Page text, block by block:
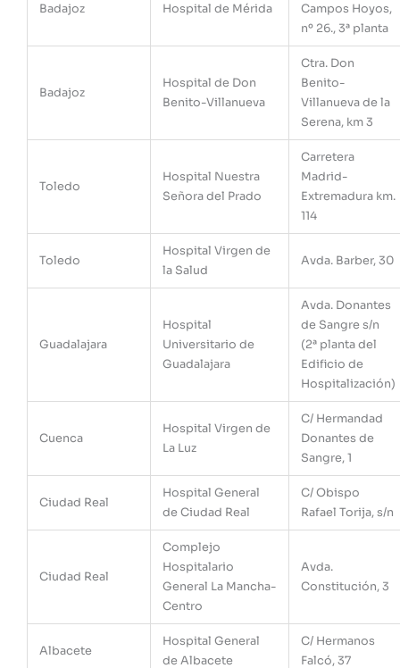
Badajoz Hospital de Mérida
Campos Hoyos,
nº 26., 3ª planta
Badajoz
Hospital de Don
Benito-Villanueva
Ctra. Don
Benito-
Villanueva de la
Serena, km 3
Toledo
Hospital Nuestra
Señora del Prado
Carretera
Madrid-
Extremadura km.
114
Toledo
Hospital Virgen de
la Salud
Avda. Barber, 30
Guadalajara
Hospital
Universitario de
Guadalajara
Avda. Donantes
de Sangre s/n
(2ª planta del
Edificio de
Hospitalización)
Cuenca
Hospital Virgen de
La Luz
C/ Hermandad
Donantes de
Sangre, 1
Ciudad Real
Hospital General
de Ciudad Real
C/ Obispo
Rafael Torija, s/n
Ciudad Real
Complejo
Hospitalario
General La Mancha-
Centro
Avda.
Constitución, 3
Albacete
Hospital General
de Albacete
C/ Hermanos
Falcó, 37